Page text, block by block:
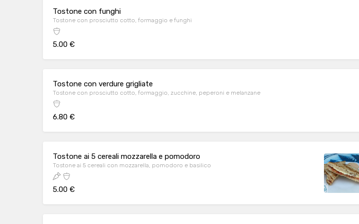
Tostone con funghi
Tostone con prosciutto cotto, formaggio e funghi
5.00 €
Tostone con verdure grigliate
Tostone con prosciutto cotto, formaggio, zucchine, peperoni e melanzane
6.80 €
Tostone ai 5 cereali mozzarella e pomodoro
Tostone ai 5 cereali con mozzarella, pomodoro e basilico
5.00 €